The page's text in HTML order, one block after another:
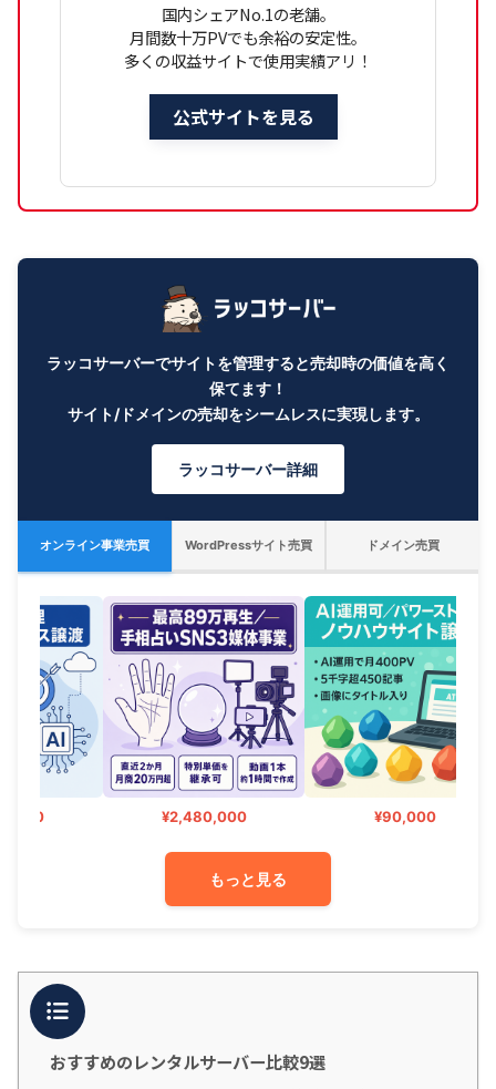
国内シェアNo.1の老舗。
月間数十万PVでも余裕の安定性。
多くの収益サイトで使用実績アリ！
公式サイトを見る
ラッコサーバーでサイトを管理すると売却時の価値を高く
保てます！
サイト/ドメインの売却をシームレスに実現します。
ラッコサーバー詳細
オンライン事業売買 WordPressサイト売買 ドメイン売買
¥2,480,000 ¥90,000
もっと見る
目次
おすすめのレンタルサーバー比較9選